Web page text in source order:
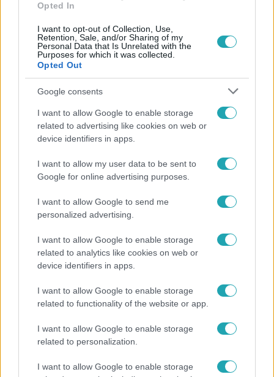
Opted In
I want to opt-out of Collection, Use,
Retention, Sale, and/or Sharing of my
Personal Data that Is Unrelated with the
Purposes for which it was collected.
Opted Out
Google consents
I want to allow Google to enable storage
related to advertising like cookies on web or
device identifiers in apps.
I want to allow my user data to be sent to
Google for online advertising purposes.
I want to allow Google to send me
personalized advertising.
I want to allow Google to enable storage
related to analytics like cookies on web or
device identifiers in apps.
I want to allow Google to enable storage
related to functionality of the website or app.
I want to allow Google to enable storage
related to personalization.
I want to allow Google to enable storage
Népszerű
Ennek a 3 csillagjegynek váratlan sikereket hozhat